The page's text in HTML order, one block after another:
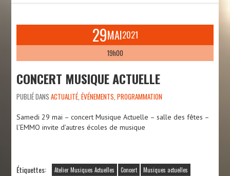
29MAI2021
19h00
CONCERT MUSIQUE ACTUELLE
PUBLIÉ DANSACTUALITÉ ,ÉVÉNEMENTS ,PROGRAMMATION
Samedi 29 mai – concert Musique Actuelle – salle des fêtes –
l’EMMO invite d’autres écoles de musique
Étiquettes: Atelier Musiques Actuelles Concert
Musiques actuelles